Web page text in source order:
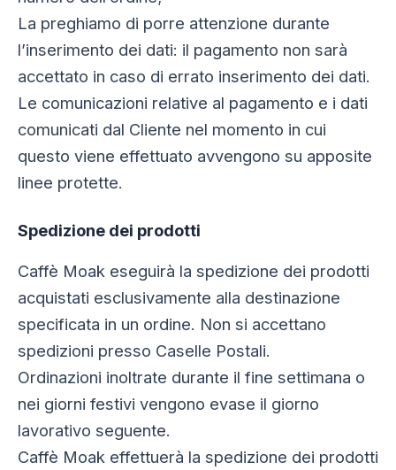
La preghiamo di porre attenzione durante
l’inserimento dei dati: il pagamento non sarà
accettato in caso di errato inserimento dei dati.
Le comunicazioni relative al pagamento e i dati
comunicati dal Cliente nel momento in cui
questo viene effettuato avvengono su apposite
linee protette.
Spedizione dei prodotti
Caffè Moak eseguirà la spedizione dei prodotti
acquistati esclusivamente alla destinazione
specificata in un ordine. Non si accettano
spedizioni presso Caselle Postali.
Ordinazioni inoltrate durante il fine settimana o
nei giorni festivi vengono evase il giorno
lavorativo seguente.
Caffè Moak effettuerà la spedizione dei prodotti